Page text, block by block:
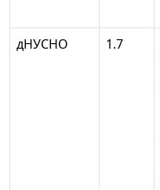
дНУСНО 1.7